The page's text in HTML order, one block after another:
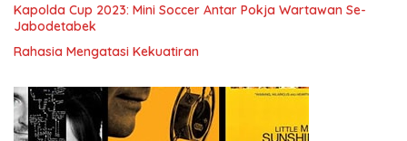
Kapolda Cup 2023: Mini Soccer Antar Pokja Wartawan Se-
Jabodetabek
Rahasia Mengatasi Kekuatiran